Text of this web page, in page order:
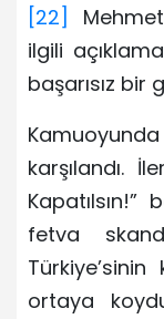
[22]
ilgili
başarısız
karşılandı.
Kapatılsın!”
fetva
Türkiye’sinin
ortaya